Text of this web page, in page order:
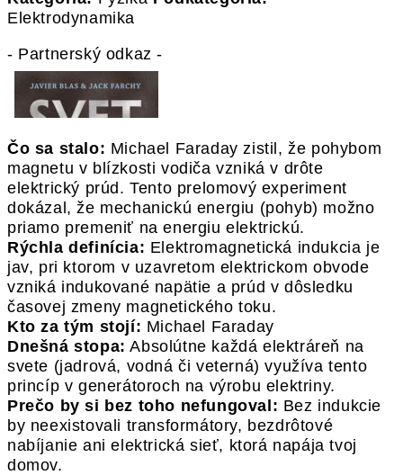
Elektrodynamika
- Partnerský odkaz -
Čo sa stalo: Michael Faraday zistil, že pohybom
magnetu v blízkosti vodiča vzniká v drôte
elektrický prúd. Tento prelomový experiment
dokázal, že mechanickú energiu (pohyb) možno
priamo premeniť na energiu elektrickú.
Rýchla definícia: Elektromagnetická indukcia je
jav, pri ktorom v uzavretom elektrickom obvode
vzniká indukované napätie a prúd v dôsledku
časovej zmeny magnetického toku.
Kto za tým stojí: Michael Faraday
Dnešná stopa: Absolútne každá elektráreň na
svete (jadrová, vodná či veterná) využíva tento
princíp v generátoroch na výrobu elektriny.
Prečo by si bez toho nefungoval: Bez indukcie
by neexistovali transformátory, bezdrôtové
nabíjanie ani elektrická sieť, ktorá napája tvoj
domov.